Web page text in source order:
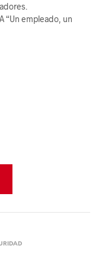
“Un empleado, un